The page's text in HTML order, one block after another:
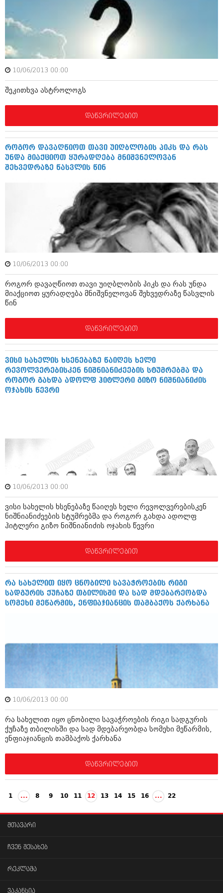
მარტი 2014 (413)
თებერვალი 2014 (318)
იანვარი 2014 (297)
დეკემბერი 2013 (365)
ნოემბერი 2013 (279)
ოქტომბერი 2013 (256)
აგვისტო 2013 (89)
ივლისი 2013 (182)
ივნისი 2013 (212)
აპრილი 2013 (304)
თებერვალი 2013 (204)
დეკემბერი 2012 (98)
ნოემბერი 2012 (295)
ოქტომბერი 2012 (350)
სექტემბერი 2012 (264)
აგვისტო 2012 (268)
ივლისი 2012 (322)
ივნისი 2012 (282)
მაისი 2012 (240)
აპრილი 2012 (294)
მარტი 2012 (259)
თებერვალი 2012 (376)
იანვარი 2012 (322)
ოქტომბერი 2011 (754)
სექტემბერი 2011 (407)
მაისი 2011 (415)
აპრილი 2011 (294)
მარტი 2011 (654)
თებერვალი 2011 (329)
იანვარი 2011 (647)
(157)
დეკემბერი 2010 (881)
აპრილი 2010 (229)
თებერვალი 2010 (421)
დეკემბერი 2009 (510)
ნოემბერი 2009 (308)
ოქტომბერი 2009 (382)
სექტემბერი 2009 (541)
აგვისტო 2009 (14)
ივლისი 2009 (118)
დეკემბერი 0215 (1)
ოქტომბერი 0215 (1)
აგვისტო 0215 (2)
10/06/2013 00:00
შეკითხვა ასტროლოგს
დაწვრილებით
როგორ დავაღწიოთ თავი უიღბლობის პიკს და რას
უნდა მიაქციოთ ყურადღება მნიშვნელოვან
შეხვედრაზე წასვლის წინ
10/06/2013 00:00
როგორ დავაღწიოთ თავი უიღბლობის პიკს და რას უნდა
მიაქციოთ ყურადღება მნიშვნელოვან შეხვედრაზე წასვლის
წინ
დაწვრილებით
ვისი სახელის ხსენებაზე წაიღეს ხელი
რევოლვერებისკენ ნიშნიანიძეების სტუმრებმა და
როგორ გახდა ადოლფ ჰიტლერი გიზო ნიშნიანიძის
ოჯახის წევრი
10/06/2013 00:00
ვისი სახელის ხსენებაზე წაიღეს ხელი რევოლვერებისკენ
ნიშნიანიძეების სტუმრებმა და როგორ გახდა ადოლფ
ჰიტლერი გიზო ნიშნიანიძის ოჯახის წევრი
დაწვრილებით
რა სახელით იყო ცნობილი სავაჭროების რიგი
სადგურის ქუჩაზე თბილისში და სად მდებარეობდა
სომეხი მეწარმის, ენფიაჯიანცის თამბაქოს ქარხანა
10/06/2013 00:00
რა სახელით იყო ცნობილი სავაჭროების რიგი სადგურის
ქუჩაზე თბილისში და სად მდებარეობდა სომეხი მეწარმის,
ენფიაჯიანცის თამბაქოს ქარხანა
დაწვრილებით
1 ... 8 9 10 11 12 13 14 15 16 ... 22
მთავარი
ჩვენ შესახებ
რეკლამა
ვაკანსია